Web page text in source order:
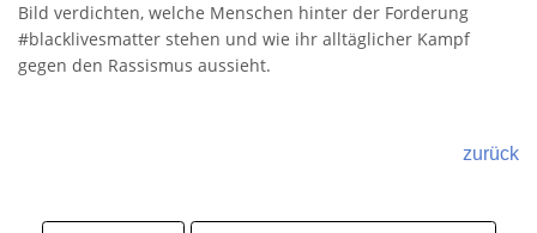
Bild verdichten, welche Menschen hinter der Forderung
#blacklivesmatter stehen und wie ihr alltäglicher Kampf
gegen den Rassismus aussieht.
zurück